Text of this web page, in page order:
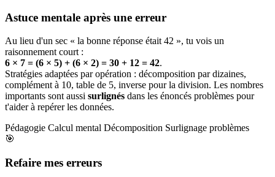
Astuce mentale après une erreur
Au lieu d'un sec « la bonne réponse était 42 », tu vois un
raisonnement court :
6 × 7 = (6 × 5) + (6 × 2) = 30 + 12 = 42.
Stratégies adaptées par opération : décomposition par dizaines,
complément à 10, table de 5, inverse pour la division. Les nombres
importants sont aussi surlignés dans les énoncés problèmes pour
t'aider à repérer les données.
Pédagogie Calcul mental Décomposition Surlignage problèmes
🎯
Refaire mes erreurs